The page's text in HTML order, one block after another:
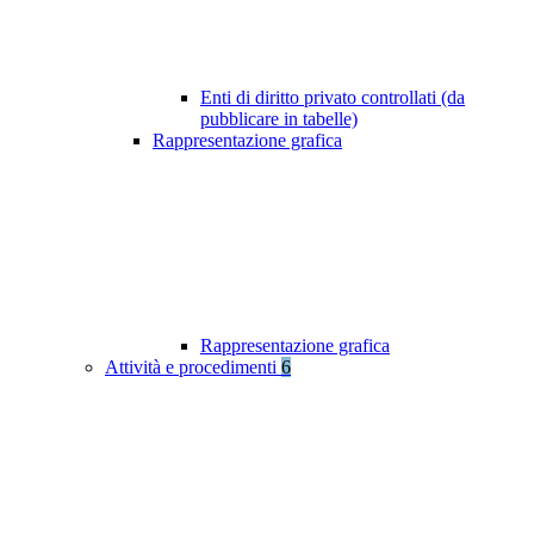
Enti di diritto privato controllati (da
pubblicare in tabelle)
Rappresentazione grafica
Rappresentazione grafica
Attività e procedimenti 6